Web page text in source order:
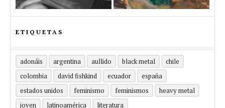
ETIQUETAS
adonáis argentina aullido black metal
chile
colombia
david fishkind ecuador
españa
estados unidos
feminismo feminismos
heavy metal
joven
latinoamérica
literatura